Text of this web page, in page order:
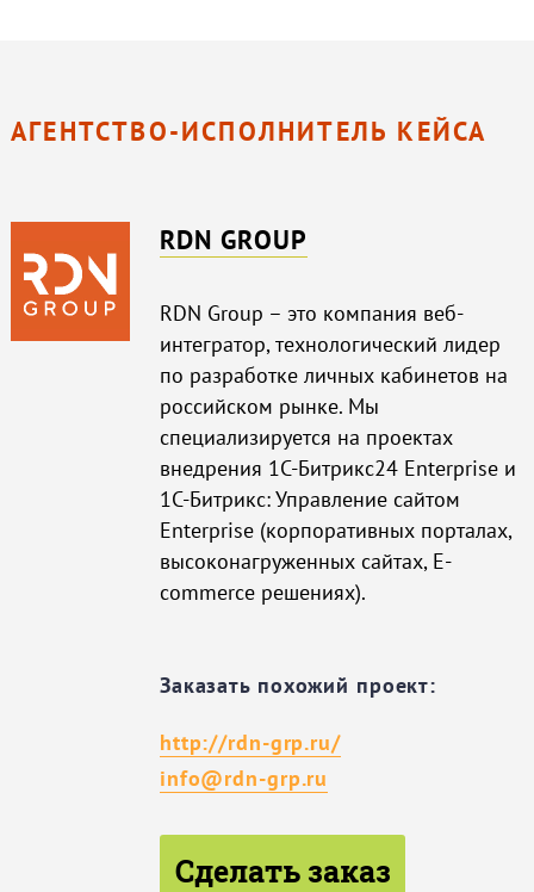
АГЕНТСТВО-ИСПОЛНИТЕЛЬ КЕЙСА
RDN GROUP
RDN Group – это компания веб-
интегратор, технологический лидер
по разработке личных кабинетов на
российском рынке. Мы
специализируется на проектах
внедрения 1С-Битрикс24 Enterprise и
1С-Битрикс: Управление сайтом
Enterprise (корпоративных порталах,
высоконагруженных сайтах, E-
commerce решениях).
Заказать похожий проект:
http://rdn-grp.ru/
info@rdn-grp.ru
Сделать заказ